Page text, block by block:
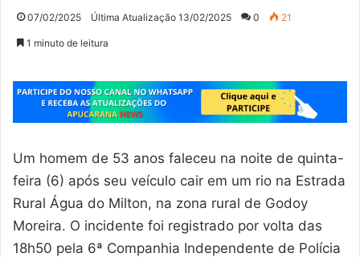
07/02/2025 Última Atualização 13/02/2025 0 21
1 minuto de leitura
Um homem de 53 anos faleceu na noite de quinta-
feira (6) após seu veículo cair em um rio na Estrada
Rural Água do Milton, na zona rural de Godoy
Moreira. O incidente foi registrado por volta das
18h50 pela 6ª Companhia Independente de Polícia